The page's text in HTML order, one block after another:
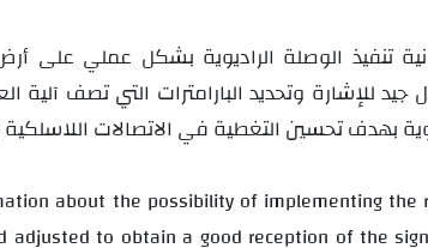
تنفيذ الوصلة الراديوية بشكل عملي على
للإشارة وتحديد البارامترات التي تصف
بهدف تحسين التغطية في الاتصالات
about the possibility of implementing
to obtain a good reception of the